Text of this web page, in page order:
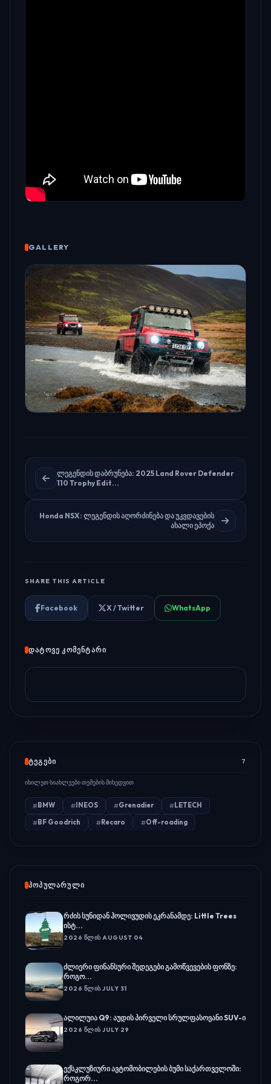
GALLERY
ლეგენდის დაბრუნება: 2025 Land Rover Defender
110 Trophy Edit...
Honda NSX: ლეგენდის აღორძინება და უკვდავების
ახალი ეპოქა
SHARE THIS ARTICLE
Facebook X / Twitter WhatsApp
ᲓᲐᲢᲝᲕᲔ ᲙᲝᲛᲔᲜᲢᲐᲠᲘ
ᲢᲔᲒᲔᲑᲘ 7
იხილეთ სიახლეები თემების მიხედვით
BMW INEOS Grenadier
LETECH
BF Goodrich
Recaro Off-roading
ᲞᲝᲞᲣᲚᲐᲠᲣᲚᲘ
რძის სუნიდან ჰოლივუდის ეკრანამდე: Little Trees
ისტ...
2026 ᲬᲚᲘᲡ AUGUST 04
ძლიერი ფინანსური შედეგები გამოწვევების ფონზე:
როგო...
2026 ᲬᲚᲘᲡ JULY 31
ალილუია Q9: აუდის პირველი სრულფასოვანი SUV-ი
2026 ᲬᲚᲘᲡ JULY 29
ექსკლუზიური ავტომობილების ბუმი საქართველოში:
როგორ...